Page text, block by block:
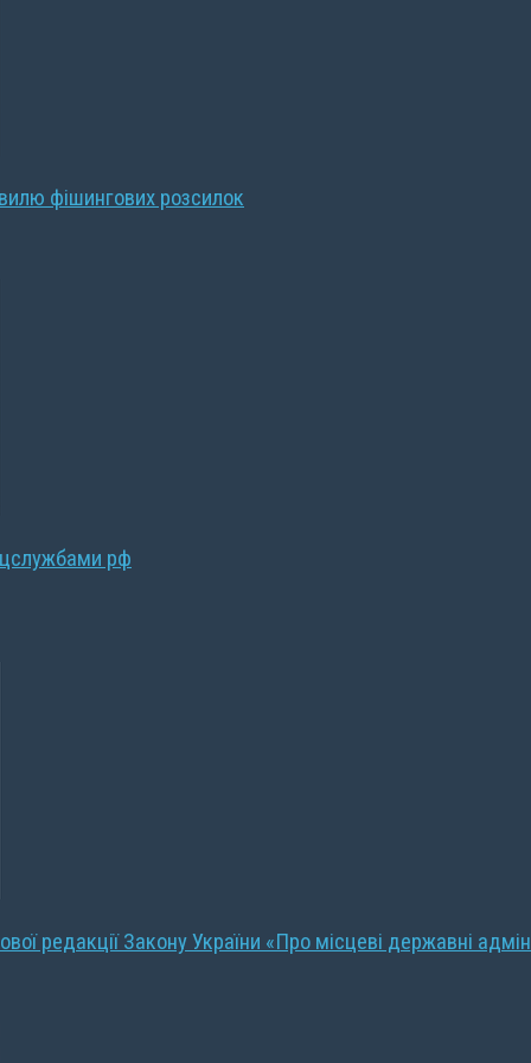
фішингових розсилок
рф
редакції Закону України «Про місцеві державні